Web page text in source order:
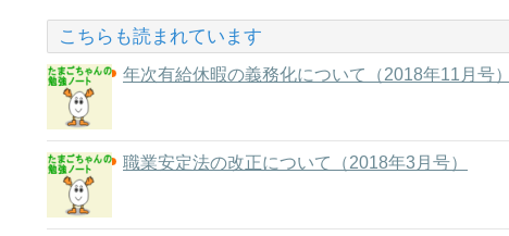
こちらも読まれています
年次有給休暇の義務化について（2018年11月号）
職業安定法の改正について（2018年3月号）